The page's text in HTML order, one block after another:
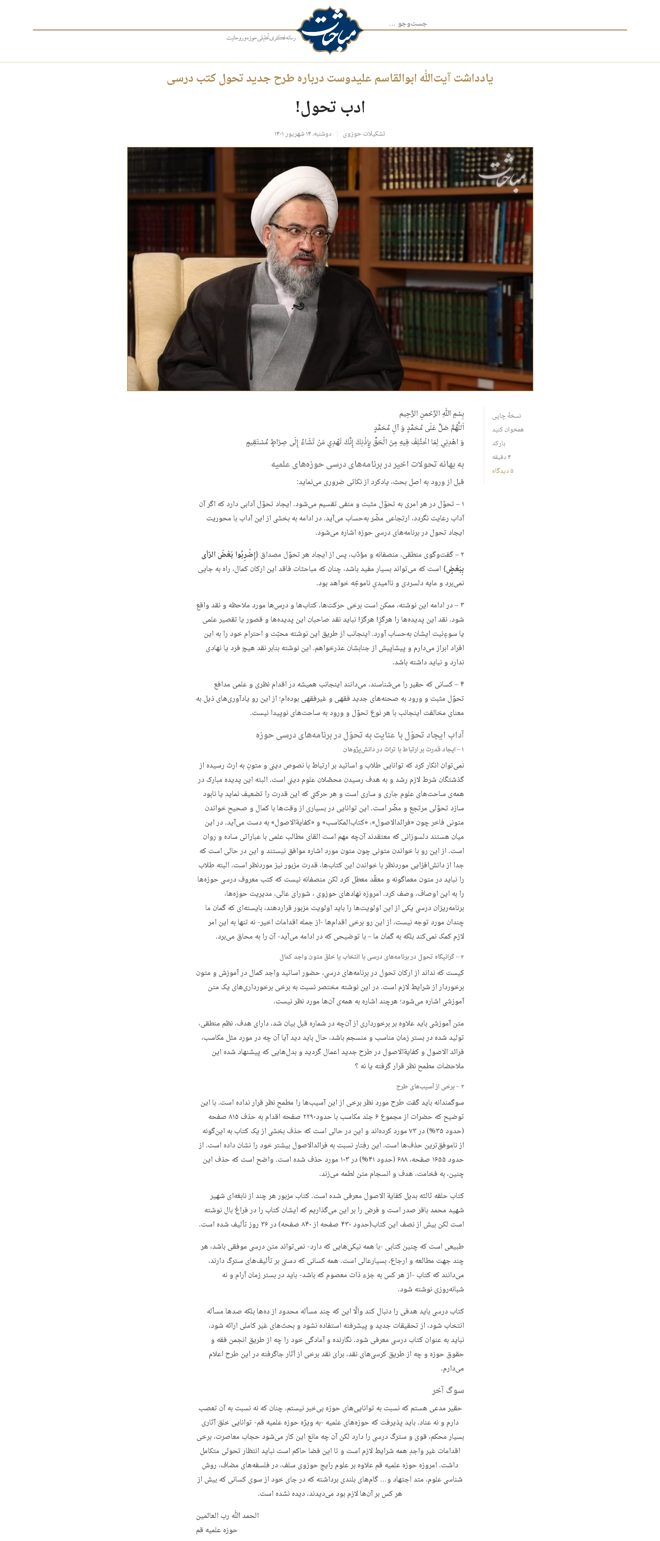
جست‌وجو برای:
یادداشت آیت‌الله ابوالقاسم علیدوست درباره طرح جدید تحول کتب درسی
ادب تحول!
تشکیلات حوزوی دوشنبه، ۱۴ شهریور ۱۴۰۱
نسخهٔ چاپی
همخوان کنید
بارکد
۴ دقیقه
۵ دیدگاه
بِسْمِ ﷲِ الرَّحْمنِ الرَّحِیم
اَللَّهُمَّ صَلِّ عَلَى مُحَمَّدٍ وَ آلِ مُحَمَّدٍ
وَ اهْدِنِي لِمَا اخْتُلِفَ فِيهِ مِنَ الْحَقِّ بِإِذْنِكَ إِنَّكَ تَهْدِي مَنْ تَشَاءُ إِلَى صِرَاطٍ مُسْتَقِيمٍ‏
به بهانه تحولات اخیر در برنامه‌های درسی حوزه‌های علمیه
قبل از ورود به اصل بحث، یادکرد از نکاتی ضروری می‌نماید:
۱ – تحوّل در هر امری به تحوّل مثبت و منفی تقسیم می‌شود. ایجاد تحوّل آدابی دارد که اگر آن
آداب رعایت نگردد، ارتجاعی مضّر به‌حساب می‌آید. در ادامه به بخشی از این آداب با محوریت
ایجاد تحول در برنامه‌های درسی حوزه اشاره می‌شود.
۲ – گفت‌وگوی منطقی، منصفانه و مؤدّب، پس از ایجاد هر تحوّل مصداق {
إِضْرِبُوا بَعْضَ الرّأی
بِبَعْضٍ} است که می‌تواند بسیار مفید باشد، چنان که مباحثات فاقد این ارکان کمال، راه به جایی
نمی‌برد و مایه دلسردی و نا‌امیدیِ ناموجّه خواهد بود.
۳ – در ادامه این نوشته، ممکن است برخی حرکت‌ها، کتاب‌ها و درس‌ها مورد ملاحظه و نقد واقع
شود. نقد این پدیده‌ها را هرگزِ! هرگز! نباید نقد صاحبان این پدیده‌ها و قصور یا تقصیر علمی
یا سوءِ‌نیت ایشان به‌حساب آورد. اینجانب از طریق این نوشته محبّت و احترام خود را به این
افراد ابراز می‌دارم و پیشاپیش از جنابشان عذرخواهم. این نوشته بنابر نقد هیچ فرد یا نهادی
ندارد و نباید داشته باشد.
۴ – کسانی که حقیر را می‌شناسند، می‌دانند اینجانب همیشه در اقدام نظری و علمی مدافع
تحوّل مثبت و ورود به صحنه‌های جدید فقهی و غیرفقهی بوده‌ام؛ از این رو یادآوری‌های ذیل به
معنای مخالفت اینجانب با هر نوع تحوّل و ورود به ساحت‌های نوپیدا نیست.
آداب ایجاد تحوّل با عنایت به تحوّل در برنامه‌های درسی حوزه
۱ – ایجاد قدرت بر ارتباط با تراث در دانش‌‌پژوهان
نمی‌توان انکار کرد که توانایی طلاب و اساتید بر ارتباط با نصوص دینی و متونِ به ارث رسیده از
گذشتگان شرط لازم رشد و به هدف رسیدن محصّلان علوم دینی است. البته این پدیده مبارک در
همه‌ی ساحت‌های علوم جاری و ساری است و هر حرکتی که این قدرت را تضعیف نماید یا نابود
سازد تحوّلی مرتجع و مضّر است. این توانایی در بسیاری از وقت‌ها با کمال و صحیح خواندن
متونی فاخر چون «فرائدالاصول»، «کتاب‌المکاسب» و «کفایةالاصول» به دست می‌آید. در این
میان هستند دلسوزانی که معتقدند آن‌چه مهم است القای مطالب علمی با عباراتی ساده و روان
است. از این رو با خواندن متونی چون متون مورد اشاره موافق نیستند و این در حالی است که
جدا از دانش‌افزایی موردنظر با خواندن این کتاب‌ها، قدرت مزبور نیز موردنظر است. البته طلاب
را نباید در متون معماگونه و معقّد معطل کرد لکن منصفانه نیست که کتب معروف درسی حوزه‌ها
را به این اوصاف، وصف کرد. امروزه نهاد‌های حوزوی ، شورای عالی، مدیریت حوزه‌ها،
برنامه‌ریزان درسی یکی از این اولویت‌ها را باید اولویت مزبور قراردهند، بایسته‌ای که گمان ما
چندان مورد توجه نیست، از این رو برخی اقدام‌ها -از جمله اقدامات اخیر- نه تنها به این امر
لازم کمک نمی‌کند بلکه به گمان ما – با توضیحی که در ادامه می‌آید- آن را به محاق می‌برد.
۲ – گرانیگاه تحول در برنامه‌های درسی با انتخاب یا خلق متون واجد کمال
کیست که نداند از ارکان تحول در برنامه‌های درسی، حضور اساتید واجد کمال در آموزش و متون
برخوردار از شرایط لازم است. در این نوشته مختصر نسبت به برخی برخورداری‌های یک متن
آموزشی اشاره می‌شود؛ هرچند اشاره به همه‌ی آن‌ها مورد نظر نیست.
متن آموزشی باید علاوه بر برخورداری از آن‌چه در شماره قبل بیان شد، دارای هدف، نظم منطقی،
تولید شده در بستر زمان مناسب و منسجم باشد، حال باید دید آیا آن چه در مورد مثل مکاسب،
فرائد الاصول و کفایةالاصول در طرح جدید اعمال گردید و بدل‌هایی که پیشنهاد شده این
ملاحضات مطمح نظر قرار گرفته یا نه ؟
۳ – برخی از آسیب‌های طرح
سوگمندانه باید گفت طرح مورد نظر برخی از این آسیب‌ها را مطمح نظر قرار نداده است. با این
توضیح که حضرات از مجموع ۶ جلد مکاسب با حدود۲۲۹۰ صفحه اقدام به حذف ۸۱۵ صفحه
(حدود ۳۵%) در ۷۳ مورد کرده‌اند و این در حالی است که حذف بخشی از یک کتاب به این‌گونه
از ناموفق‌ترین حذف‌ها است. این رفتار نسبت به فرائدالاصول بیشتر خود را نشان داده است. از
حدود ۱۶۵۵ صفحه، ۶۸۸ (حدود ۴۱%) در ۱۰۳ مورد حذف شده است. واضح است که حذف این
چنین، به فخامت، هدف و انسجام متن لطمه‌ می‌زند.
کتاب حلقه ثالثه بدیل کفایة الاصول معرفی شده است. کتاب مزبور هر چند از نابغه‌ای شهیر
شهید محمد باقر صدر است و فرض را بر این می‌گذاریم که ایشان کتاب را در فراغ بال نوشته
است لکن بیش از نصف این کتاب(حدود ۴۳۰ صفحه از ۸۴۰ صفحه) در ۳۶ روز تألیف شده است.
طبیعی است که چنین کتابی -با همه نیکی‌هایی که دارد- نمی‌تواند متن درسی موفقی باشد، هر
چند جهت مطالعه و ارجاع، بسیارعالی است. همه کسانی که دستی بر تألیف‌های سترگ دارند،
می‌دانند که کتاب -از هر کس به جزء ذات معصوم که باشد- باید در بستر زمان آرام و نه
شبانه‌روزی نوشته شود.
کتاب درسی باید هدفی را دنبال کند والّا این که چند مسأله محدود از ده‌ها بلکه صد‌ها مسأله
انتخاب شود، از تحقیقات جدید و پیشرفته استفاده نشود و بحث‌های غیر کاملی ارائه شود،
نباید به عنوان کتاب درسی معرفی شود. نگارنده و آمادگی خود را چه از طریق انجمن فقه و
حقوق حوزه و چه از طریق کرسی‌های نقد، برای نقد برخی از آثار جاگرفته در این طرح اعلام
می‌دارم.
سوگ آخر
حقیر مدعی هستم که نسبت به توانایی‌های حوزه بی‌خبر نیستم. چنان که نه نسبت به آن تعصب
دارم و نه عناد. باید پذیرفت که حوزه‌های علمیه -به ویژه حوزه علمیه قم- توانایی خلق آثاری
بسیار محکم، قوی و سترگ درسی را دارد لکن آن‌ چه مانع این کار می‌شود حجاب معاصرت، برخی
اقدامات غیر واجدِ همه شرایط لازم است و تا این فضا حاکم است نباید انتظار تحولی متکامل
داشت. امروزه حوزه علمیه قم علاوه بر علوم رایج حوزوی سلف، در فلسفه‌های مضاف، روش
شناسی علوم، متد اجتهاد و… گام‌های بلندی برداشته که در جای خود از سوی کسانی که بیش از
هر کس بر آن‌ها لازم بود می‌دیدند، دیده نشده است.
الحمد ﷲ رب العالمین
حوزه علمیه قم